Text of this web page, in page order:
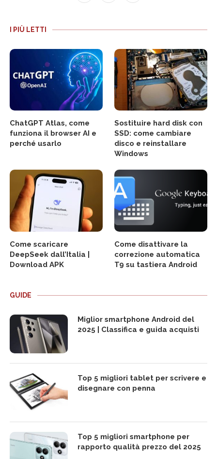
I PIÙ LETTI
ChatGPT Atlas, come
funziona il browser AI e
perché usarlo
Sostituire hard disk con
SSD: come cambiare
disco e reinstallare
Windows
Come scaricare
DeepSeek dall’Italia |
Download APK
Come disattivare la
correzione automatica
T9 su tastiera Android
GUIDE
Miglior smartphone Android del
2025 | Classifica e guida acquisti
Top 5 migliori tablet per scrivere e
disegnare con penna
Top 5 migliori smartphone per
rapporto qualità prezzo del 2025